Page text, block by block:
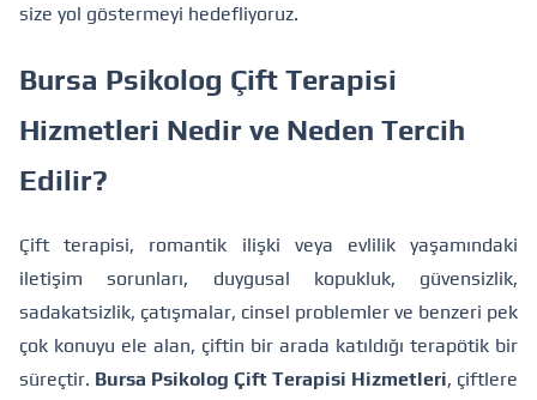
size yol göstermeyi hedefliyoruz.
Bursa Psikolog Çift Terapisi
Hizmetleri Nedir ve Neden Tercih
Edilir?
Çift terapisi, romantik ilişki veya evlilik yaşamındaki
iletişim sorunları, duygusal kopukluk, güvensizlik,
sadakatsizlik, çatışmalar, cinsel problemler ve benzeri pek
çok konuyu ele alan, çiftin bir arada katıldığı terapötik bir
süreçtir. Bursa Psikolog Çift Terapisi Hizmetleri, çiftlere